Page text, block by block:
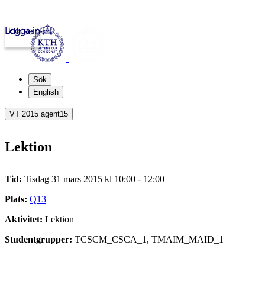
kth.se
Logga in
Sök
English
VT 2015 agent15
Lektion
Tid: Tisdag 31 mars 2015 kl 10:00 - 12:00
Plats: Q13
Aktivitet: Lektion
Studentgrupper: TCSCM_CSCA_1, TMAIM_MAID_1